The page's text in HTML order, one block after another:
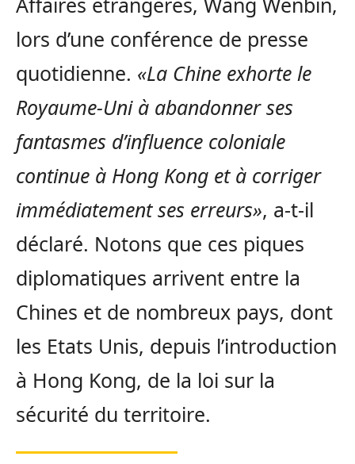
lors d’une conférence de presse
quotidienne. «La Chine exhorte le
Royaume-Uni à abandonner ses
fantasmes d’influence coloniale
continue à Hong Kong et à corriger
immédiatement ses erreurs», a-t-il
déclaré. Notons que ces piques
diplomatiques arrivent entre la
Chines et de nombreux pays, dont
les Etats Unis, depuis l’introduction
à Hong Kong, de la loi sur la
sécurité du territoire.